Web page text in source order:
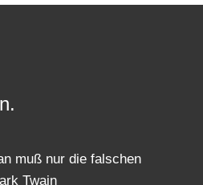
muß nur die falschen
Twain